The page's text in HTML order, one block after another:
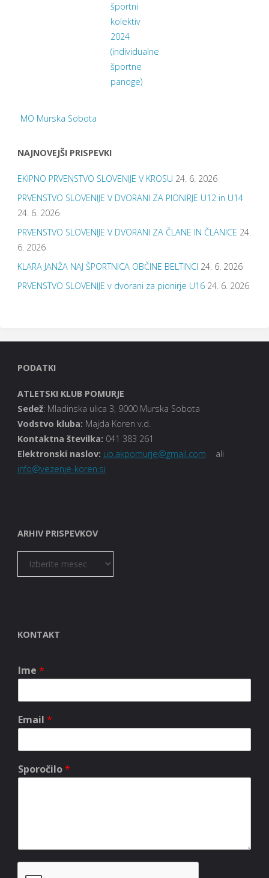
športni
kolektiv
2024
(individualne
športne
panoge)
MO Murska Sobota
NAJNOVEJŠI PRISPEVKI
EKIPNO PRVENSTVO SLOVENIJE V KROSU 24. 6. 2026
PRVENSTVO SLOVENIJE V DVORANI ZA PIONIRJE U12 in U14
24. 6. 2026
PRVENSTVO SLOVENIJE V DVORANI ZA ČLANE IN ČLANICE 24.
6. 2026
KLARA JANŽA NAJ ŠPORTNICA OBČINE BELTINCI 24. 6. 2026
PRVENSTVO SLOVENIJE v dvorani za pionirje U16 24. 6. 2026
PODATKI
ATLETSKI KLUB POMURJE
Sedež: Mladinska ulica 3, 9000 Murska Sobota
Vodstvo kluba: Majda Koren v.d.
Kontaktna številka: 041 383 261
Elektronski naslov: uo.akpomurje@gmail.com ali
info@vezenje-koren.si
ARHIV PRISPEVKOV
ARHIV
KONTAKT
Ime *
Email *
Sporočilo*